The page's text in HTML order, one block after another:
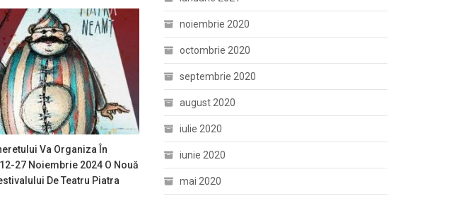
Va Organiza În
27 Noiembrie 2024 O Nouă
De Teatru Piatra
noiembrie 2020
octombrie 2020
septembrie 2020
august 2020
iulie 2020
iunie 2020
mai 2020